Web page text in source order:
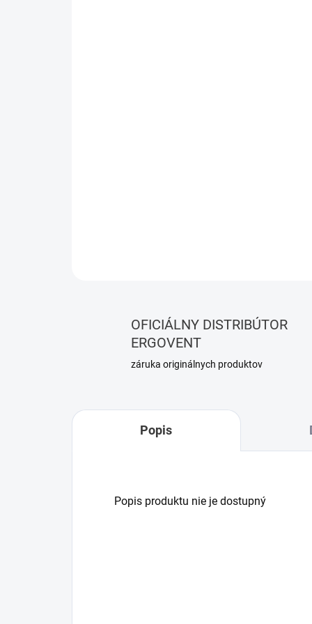
OFICIÁLNY DISTRIBÚTOR
ERGOVENT
záruka originálnych produktov
Popis
Popis produktu nie je dostupný